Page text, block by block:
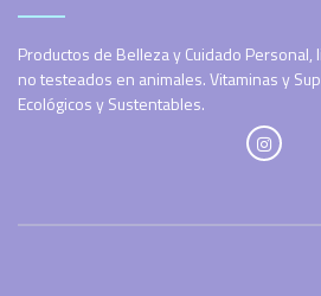
Productos de Belleza y Cuidado
no testeados en animales. Vitaminas y
Ecológicos y Sustentables.